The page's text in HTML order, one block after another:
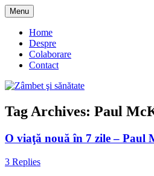
Skip
to
content
Zâmbet şi sănătate
Menu
Home
Despre
Colaborare
Contact
Tag Archives: Paul
O viaţă nouă în 7 zile – Paul
3 Replies